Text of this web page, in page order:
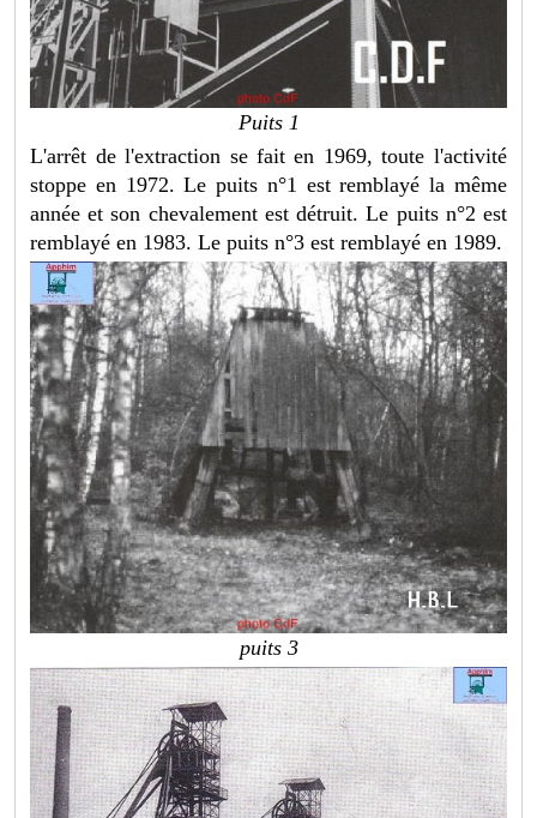
Puits 1
L'arrêt de l'extraction se fait en 1969, toute l'activité
stoppe en 1972. Le puits n°1 est remblayé la même
année et son chevalement est détruit. Le puits n°2 est
remblayé en 1983. Le puits n°3 est remblayé en 1989.
puits 3